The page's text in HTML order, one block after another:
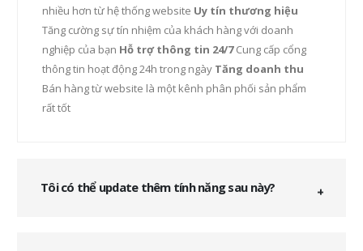
nhiều hơn từ hệ thống website Uy tín thương hiệu
Tăng cường sự tín nhiệm của khách hàng với doanh
nghiệp của bạn Hỗ trợ thông tin 24/7Cung cấp cổng
thông tin hoạt động 24h trong ngày Tăng doanh thu
Bán hàng từ website là một kênh phân phối sản phẩm
rất tốt
Tôi có thể update thêm tính năng sau này?